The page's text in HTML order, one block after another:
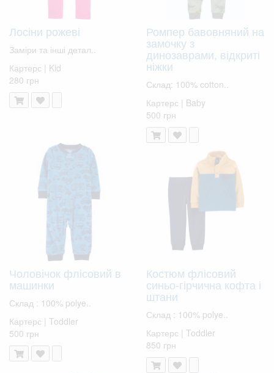
Лосіни рожеві
Заміри та інші детал..
Картерс | Kid
280 грн
Ромпер бавовняний на
замочку з
динозаврами, відкриті
ніжки
Склад: 100% cotton..
Картерс | Baby
500 грн
Чоловічок флісовий в
машинки
Склад : 100% polye..
Картерс | Toddler
500 грн
Костюм флісовий
синьо-гірчична кофта і
штани
Склад : 100% polye..
Картерс | Toddler
850 грн